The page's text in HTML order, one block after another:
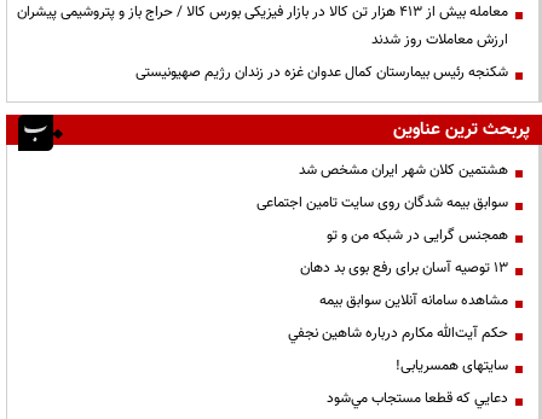
معامله بیش از ۴۱۳ هزار تن کالا در بازار فیزیکی بورس کالا / حراج باز و پتروشیمی پیشران
ارزش معاملات روز شدند
شکنجه رئیس بیمارستان کمال عدوان غزه در زندان رژیم صهیونیستی
پربحث ترین عناوین
هشتمین کلان شهر ایران مشخص شد
سوابق بیمه شدگان روی سایت تامین اجتماعی
همجنس گرایی در شبکه من و تو
13 توصیه آسان برای رفع بوی بد دهان
مشاهده سامانه آنلاين سوابق بیمه
حكم آيت‌الله مكارم درباره شاهين نجفي
سایتهای همسریابی!
دعايي كه قطعا مستجاب مي‌شود